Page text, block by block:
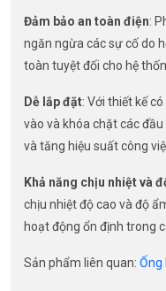
Đảm bảo an toàn điện:
ngăn ngừa các sự cố do
toàn tuyệt đối cho hệ
Dễ lắp đặt: Với thiết kế
vào và khóa chặt các
và tăng hiệu suất công
Khả năng chịu nhiệt và
chịu nhiệt độ cao và độ
hoạt động ổn định trong
Sản phẩm liên quan: Ống